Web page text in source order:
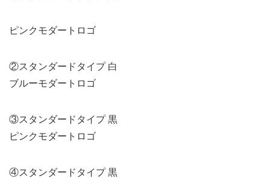
ピンクモダートロゴ
②スタンダードタイプ 白
ブルーモダートロゴ
③スタンダードタイプ 黒
ピンクモダートロゴ
④スタンダードタイプ 黒